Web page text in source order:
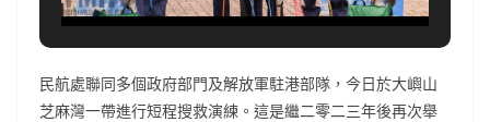
民航處聯同多個政府部門及解放軍駐港部隊，今日於大嶼山
芝麻灣一帶進行短程搜救演練。這是繼二零二三年後再次舉